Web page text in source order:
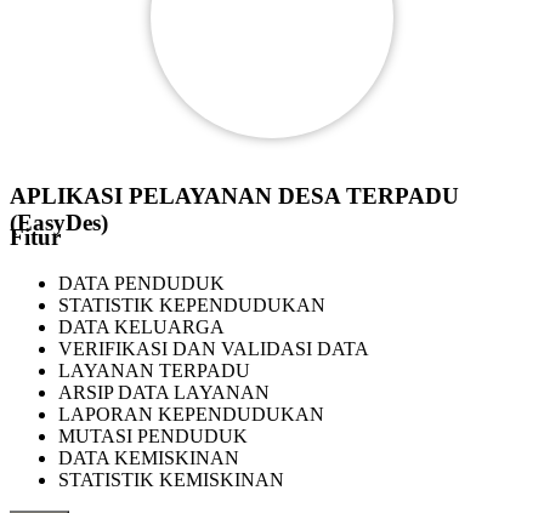
APLIKASI PELAYANAN DESA TERPADU
(EasyDes)
Fitur
DATA PENDUDUK
STATISTIK KEPENDUDUKAN
DATA KELUARGA
VERIFIKASI DAN VALIDASI DATA
LAYANAN TERPADU
ARSIP DATA LAYANAN
LAPORAN KEPENDUDUKAN
MUTASI PENDUDUK
DATA KEMISKINAN
STATISTIK KEMISKINAN